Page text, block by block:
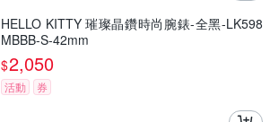
HELLO KITTY 璀璨晶鑽時尚腕錶-全黑-LK598
MBBB-S-42mm
$2,050
活動 券